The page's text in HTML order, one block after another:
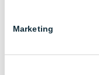
Marketing